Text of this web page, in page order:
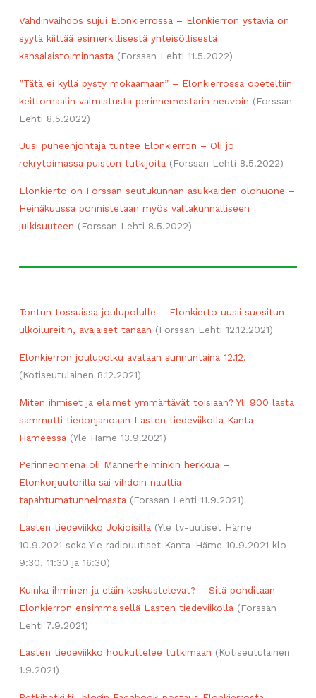
Vahdinvaihdos sujui Elonkierrossa – Elonkierron ystäviä on
syytä kiittää esimerkillisestä yhteisöllisestä
kansalaistoiminnasta (Forssan Lehti 11.5.2022)
”Tätä ei kyllä pysty mokaamaan” – Elonkierrossa opeteltiin
keittomaalin valmistusta perinnemestarin neuvoin (Forssan
Lehti 8.5.2022)
Uusi puheenjohtaja tuntee Elonkierron – Oli jo
rekrytoimassa puiston tutkijoita (Forssan Lehti 8.5.2022)
Elonkierto on Forssan seutukunnan asukkaiden olohuone –
Heinäkuussa ponnistetaan myös valtakunnalliseen
julkisuuteen (Forssan Lehti 8.5.2022)
Tontun tossuissa joulupolulle – Elonkierto uusii suositun
ulkoilureitin, avajaiset tänään (Forssan Lehti 12.12.2021)
Elonkierron joulupolku avataan sunnuntaina 12.12.
(Kotiseutulainen 8.12.2021)
Miten ihmiset ja eläimet ymmärtävät toisiaan? Yli 900 lasta
sammutti tiedonjanoaan Lasten tiedeviikolla Kanta-
Hämeessä (Yle Häme 13.9.2021)
Perinneomena oli Mannerheiminkin herkkua –
Elonkorjuutorilla sai vihdoin nauttia
tapahtumatunnelmasta (Forssan Lehti 11.9.2021)
Lasten tiedeviikko Jokioisilla (Yle tv-uutiset Häme
10.9.2021 sekä Yle radiouutiset Kanta-Häme 10.9.2021 klo
9:30, 11:30 ja 16:30)
Kuinka ihminen ja eläin keskustelevat? – Sitä pohditaan
Elonkierron ensimmäisellä Lasten tiedeviikolla (Forssan
Lehti 7.9.2021)
Lasten tiedeviikko houkuttelee tutkimaan (Kotiseutulainen
1.9.2021)